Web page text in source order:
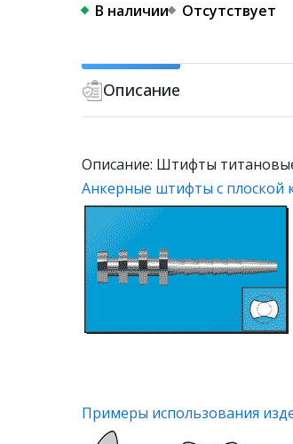
В наличии Отсутствует
Описание
Описание: Штифты титановые
Анкерные штифты с плоской
Примеры использования